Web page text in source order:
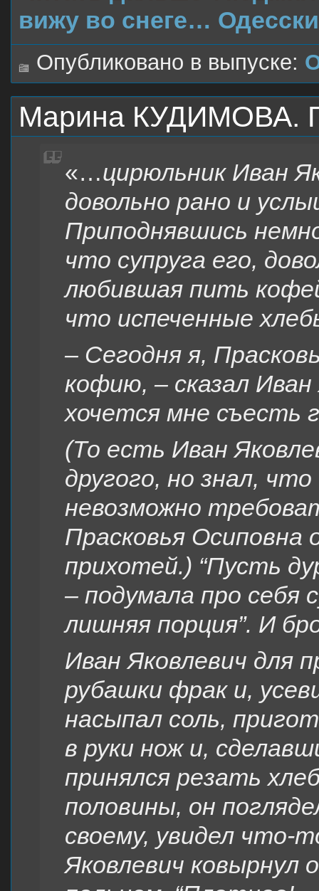
вижу во снеге…
Опубликовано в выпуске:
Марина КУДИМОВА.
«…цирюльник Иван
довольно рано и
Приподнявшись
что супруга его,
любившая пить
что испеченные
– Сегодня я,
кофию, – сказал
хочется мне съесть
(То есть Иван
другого, но знал,
невозможно
Прасковья Осиповна
прихотей.) “Пусть
– подумала про себя
лишняя порция”. И
Иван Яковлевич для
рубашки фрак и,
насыпал соль,
в руки нож и,
принялся резать
половины, он
своему, увидел что-
Яковлевич ковырнул